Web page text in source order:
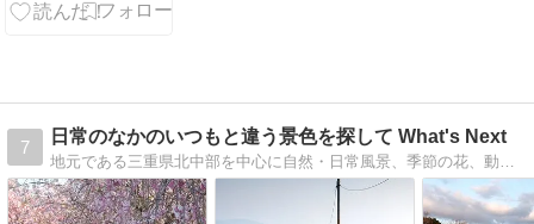
7
日常のなかのいつもと違う景色を探して What's Next
地元である三重県北中部を中心に自然・日常風景、季節の花、動物などを撮影したフォトブログです。